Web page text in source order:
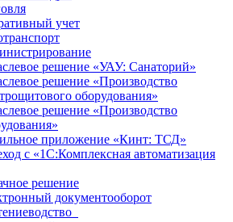
учет
решение «УАУ: Санаторий»
решение «Производство
оборудования»
решение «Производство
приложение «Кинт: ТСД»
с «1С:Комплексная автоматизация
решение
документооборот